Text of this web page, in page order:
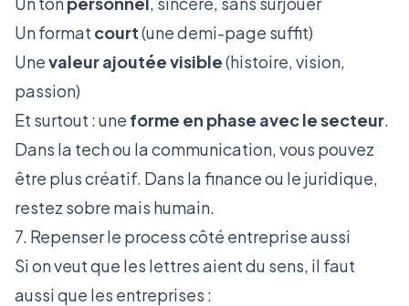
Un format court(une demi-page suffit)
Unevaleur ajoutée visible(histoire, vision,
passion)
Et surtout : une forme en phase avec le secteur.
Dans la tech ou la communication, vous pouvez
être plus créatif. Dans la finance ou le juridique,
restez sobre mais humain.
7. Repenser le process côté entreprise aussi
Si on veut que les lettres aient du sens, il faut
aussi que les entreprises :